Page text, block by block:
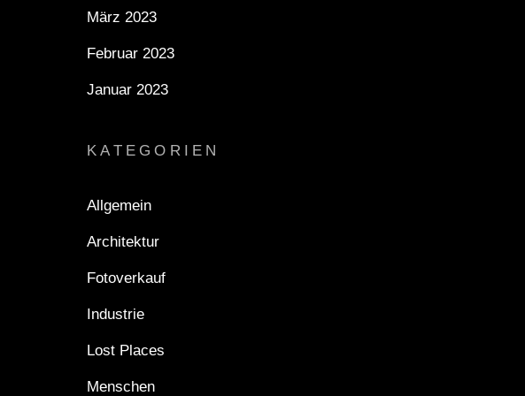
März 2023
Februar 2023
Januar 2023
KATEGORIEN
Allgemein
Architektur
Fotoverkauf
Industrie
Lost Places
Menschen